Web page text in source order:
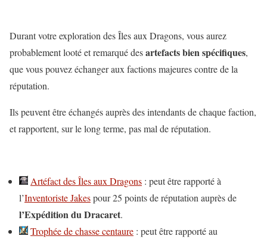
Durant votre exploration des Îles aux Dragons, vous aurez
probablement looté et remarqué desartefacts bien spécifiques,
que vous pouvez échanger aux factions majeures contre de la
réputation.
Ils peuvent être échangés auprès des intendants de chaque faction,
et rapportent, sur le long terme, pas mal de réputation.
Artéfact des Îles aux Dragons : peut être rapporté à
l’Inventoriste Jakespour 25 points de réputation auprès de
l’Expédition du Dracaret.
Trophée de chasse centaure : peut être rapporté au